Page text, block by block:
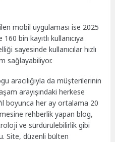
mobil uygulaması ise 2025
bin kayıtlı kullanıcıya
sayesinde kullanıcılar hızlı
sağlayabiliyor.
aracılığıyla da müşterilerinin
arayışındaki herkese
boyunca her ay ortalama 20
rehberlik yapan blog,
ve sürdürülebilirlik gibi
Site, düzenli bülten